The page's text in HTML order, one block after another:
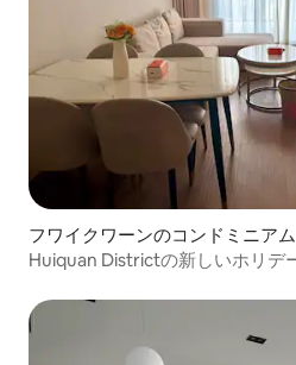
フワイクワーンのコンドミニアム
Huiquan Districtの新しいホリデ